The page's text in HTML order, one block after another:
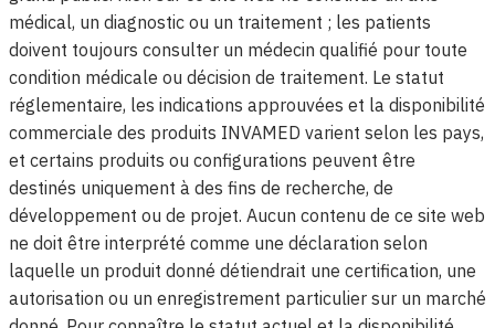
médical, un diagnostic ou un traitement ; les patients
doivent toujours consulter un médecin qualifié pour toute
condition médicale ou décision de traitement. Le statut
réglementaire, les indications approuvées et la disponibilité
commerciale des produits INVAMED varient selon les pays,
et certains produits ou configurations peuvent être
destinés uniquement à des fins de recherche, de
développement ou de projet. Aucun contenu de ce site web
ne doit être interprété comme une déclaration selon
laquelle un produit donné détiendrait une certification, une
autorisation ou un enregistrement particulier sur un marché